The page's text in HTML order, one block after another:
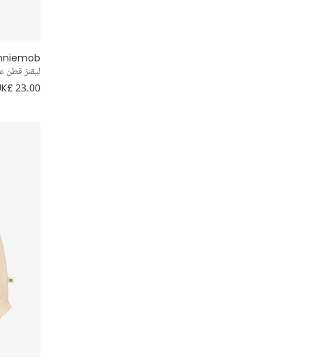
ليقنز قطن
23.00